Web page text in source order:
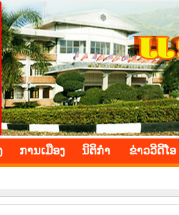
PROVINCE
​ການ​ເມືອງ ນິ​ຕິ​ກຳ ຂ່າວ​ວີ​ດີ​ໂອ